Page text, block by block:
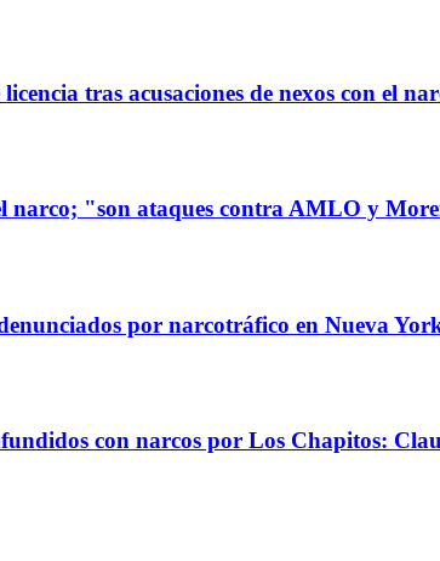
tras acusaciones de nexos con el
narco; "son ataques contra AMLO y
por narcotráfico en Nueva
con narcos por Los Chapitos: